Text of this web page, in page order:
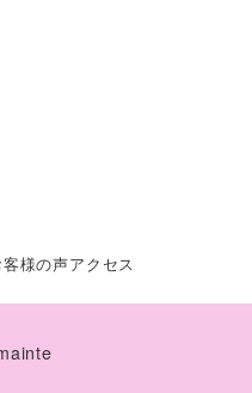
客様の声アクセス